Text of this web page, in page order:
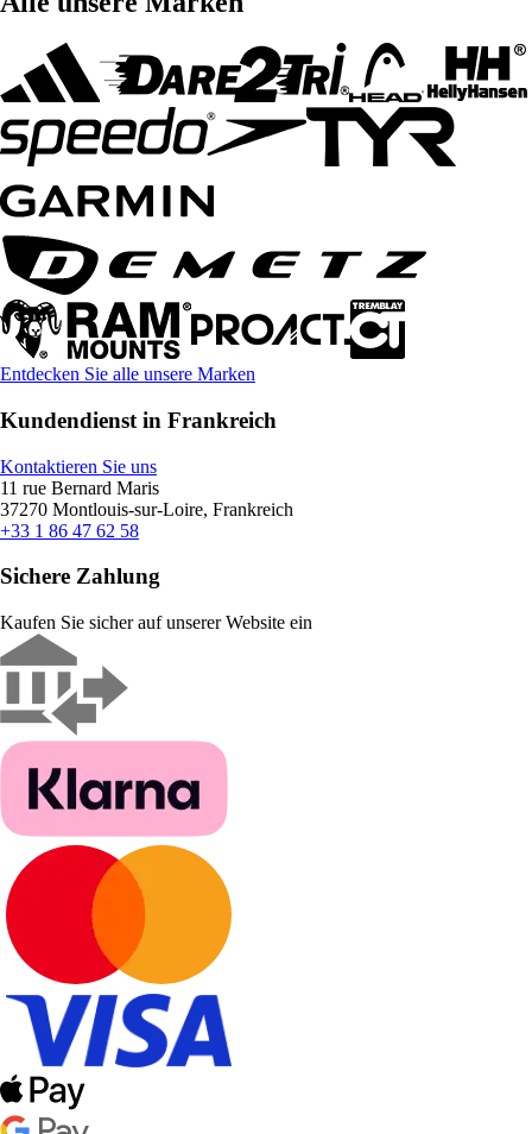
Entdecken Sie alle unsere Marken
Kundendienst in Frankreich
Kontaktieren Sie uns
11 rue Bernard Maris
37270 Montlouis-sur-Loire, Frankreich
+33 1 86 47 62 58
Sichere Zahlung
Kaufen Sie sicher auf unserer Website ein